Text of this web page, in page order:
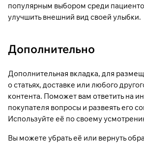
популярным выбором среди
улучшить внешний вид своей улыбки.
Дополнительно
Дополнительная вкладка, для
о статьях, доставке или любого
контента. Поможет вам ответить на
покупателя вопросы и развеять его
Используйте её по своему
Вы можете убрать её или вернуть